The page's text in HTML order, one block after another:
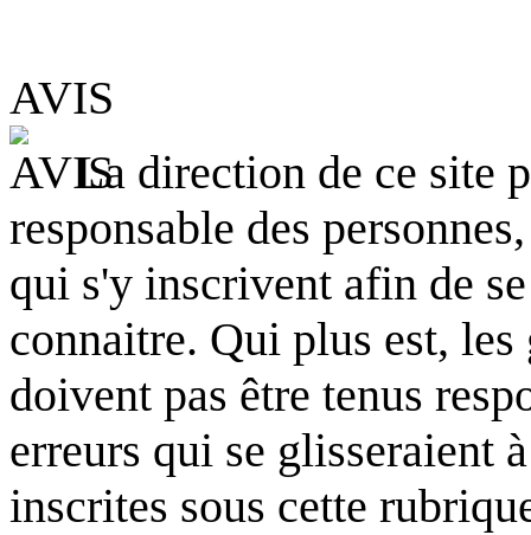
AVIS
La direction de ce site
responsable des
qui s'y inscrivent afin de
connaitre. Qui plus est,
doivent pas être tenus
erreurs qui se glisseraient
inscrites sous cette